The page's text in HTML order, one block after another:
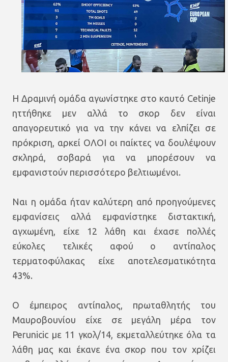
Η Δραμινή ομάδα αγωνίστηκε στο καυτό Cetinje
ηττήθηκε μεν αλλά το σκορ δεν είναι
απαγορευτικό για να την κάνει να ελπίζει σε
πρόκριση, αρκεί ΟΛΟΙ οι παίκτες να δουλέψουν
σκληρά, σοβαρά για να μπορέσουν να
εμφανιστούν περισσότερο βελτιωμένοι.
Ναι η ομάδα ήταν καλύτερη από προηγούμενες
εμφανίσεις αλλά εμφανίστηκε διστακτική,
αγχωμένη, είχε 12 λάθη και έχασε πολλές
εύκολες τελικές αφού ο αντίπαλος
τερματοφύλακας είχε αποτελεσματικότητα
43%.
Ο έμπειρος αντίπαλος, πρωταθλητής του
Μαυροβουνίου είχε σε μεγάλη μέρα τον
Perunicic με 11 γκολ/14, εκμεταλλεύτηκε όλα τα
λάθη μας και έκανε ένα σκορ που τον χρίζει